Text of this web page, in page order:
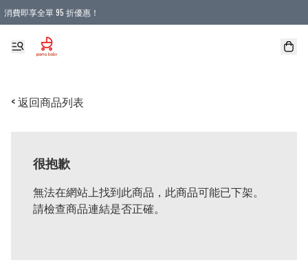
消費即享全單 95 折優惠！
購物滿 HKD 900.00即享免運費優惠！（適用於 本地送貨、本地取貨 )
< 返回商品列表
很抱歉
無法在網站上找到此商品，此商品可能已下架。
請檢查商品連結是否正確。